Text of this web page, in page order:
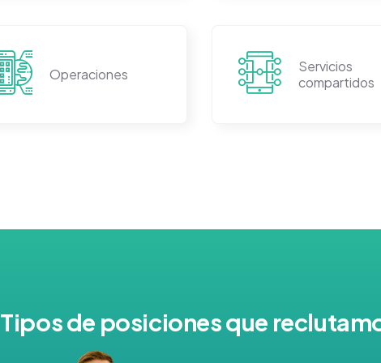
Operaciones
Servicios
compartidos
Tipos de posiciones que